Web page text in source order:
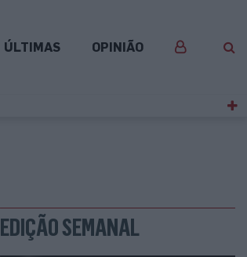
ÚLTIMAS OPINIÃO
EDIÇÃO SEMANAL